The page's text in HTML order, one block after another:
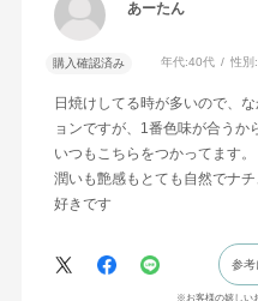
あーたん
購入確認済み 年代:40代 性別:
日焼けしてる時が多いので、
ョンですが、1番色味が合うか
いつもこちらをつかってます。
潤いも艶感もとても自然でナ
好きです
参考
※お客様の嬉しい